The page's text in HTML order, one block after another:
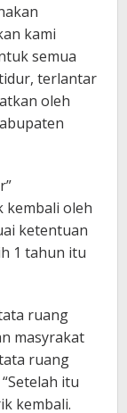
kami
semua
terlantar
oleh
kembali oleh
ketentuan
1 tahun itu
ruang
masyrakat
ruang
itu
kembali.